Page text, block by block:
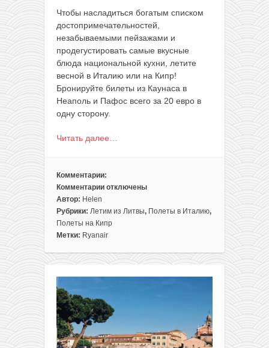
Чтобы насладиться богатым списком
достопримечательностей,
незабываемыми пейзажами и
продегустировать самые вкусные
блюда национальной кухни, летите
весной в Италию или на Кипр!
Бронируйте билеты из Каунаса в
Неаполь и Пафос всего за 20 евро в
одну сторону.
Читать далее…
Комментарии:
Комментарии
к
записи
Весной
из
в
на
Кипр
всего
за
20€
отключены
Автор: Helen
Рубрики: Летим из Литвы, Полеты в Италию,
Полеты на Кипр
Метки: Ryanair